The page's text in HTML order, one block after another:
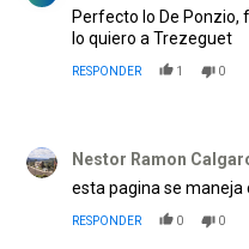
Perfecto lo De Ponzio,
lo quiero a Trezeguet
RESPONDER 1 0
Nestor Ramon
esta pagina se
RESPONDER 0 0